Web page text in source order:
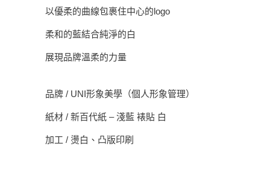
以優柔的曲線包裹住中心的logo
柔和的藍結合純淨的白
展現品牌溫柔的力量
品牌 / UNI形象美學（個人形象管理）
紙材 / 新百代紙 – 淺藍 裱貼 白
加工 / 燙白、凸版印刷